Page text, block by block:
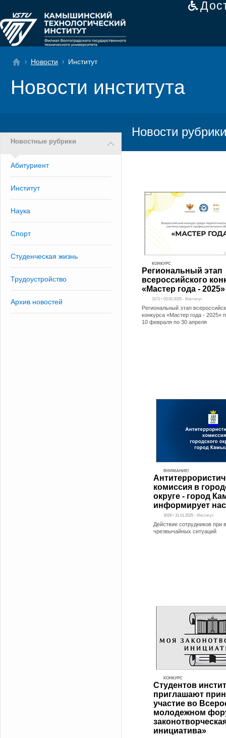
Новости Институт
Новости института
Новостные рубрики
Абитуриент
Институт
Наука
Спорт
Студенческая жизнь
Трудоустройство
Архив новостей
Новости
КОНКУРС
Региональный этап
всероссийского
«Мастер года - 2025»
3171 • 03.02.2025 - Институт
Региональный этап
конкурса «Мастер года - 2025»
10 февраля по 30 апреля
ВНИМАНИЕ!
комиссия в
округе - город
информирует
3028 • 31.01.2025 - Институт
Действие сотрудников при
чрезвычайных ситуаций
КОНКУРС
Студентов
приглашают
участие во
молодежном
инициатива»